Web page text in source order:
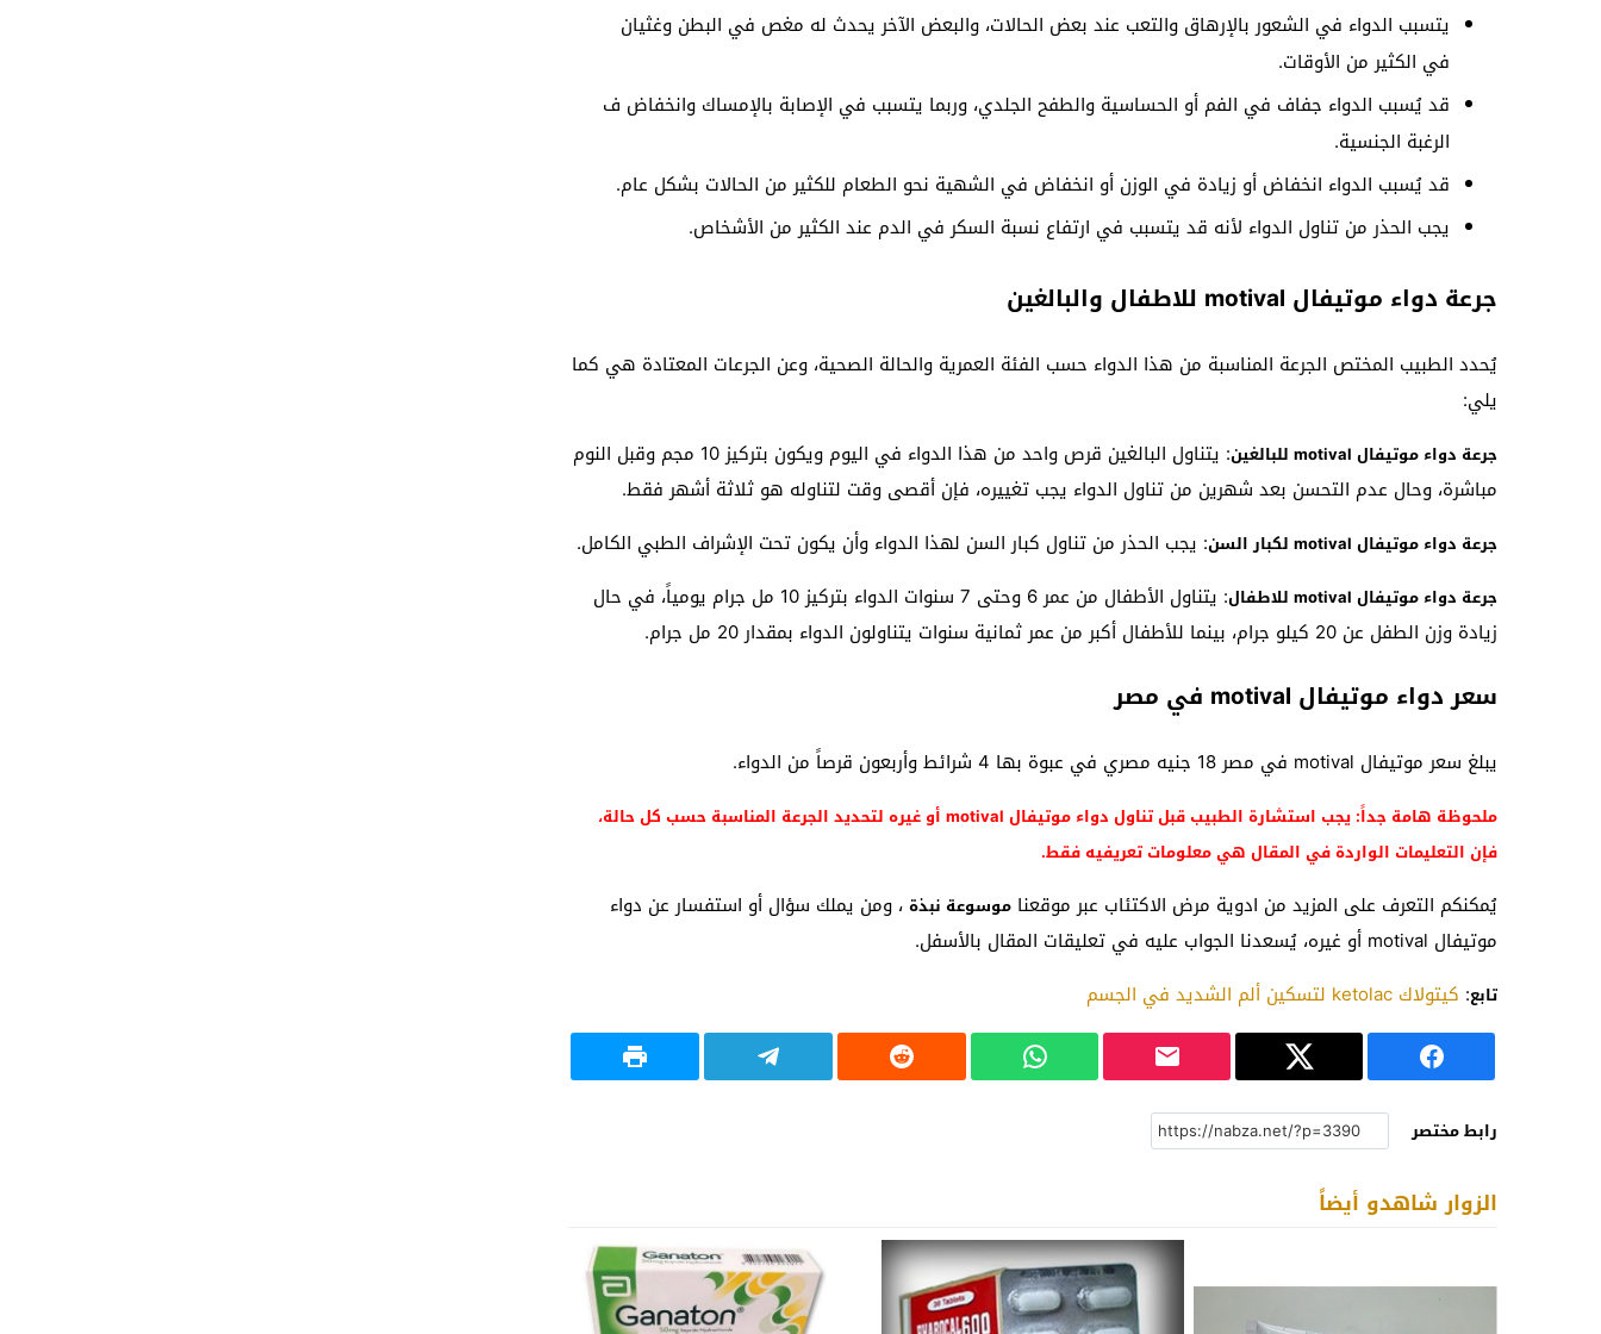
يتسبب الدواء في الشعور بالإرهاق والتعب عند بعض الحالات، والبعض الآخر يحدث له مغص في البطن وغثيان
في الكثير من الأوقات.
قد يُسبب الدواء جفاف في الفم أو الحساسية والطفح الجلدي، وربما يتسبب في الإصابة بالإمساك وانخفاض ف
الرغبة الجنسية.
قد يُسبب الدواء انخفاض أو زيادة في الوزن أو انخفاض في الشهية نحو الطعام للكثير من الحالات بشكل عام.
يجب الحذر من تناول الدواء لأنه قد يتسبب في ارتفاع نسبة السكر في الدم عند الكثير من الأشخاص.
جرعة دواء موتيفال motival للاطفال والبالغين
يُحدد الطبيب المختص الجرعة المناسبة من هذا الدواء حسب الفئة العمرية والحالة الصحية، وعن الجرعات المعتادة هي كما
يلي:
جرعة دواء موتيفال motival للبالغين
: يتناول البالغين قرص واحد من هذا الدواء في اليوم ويكون بتركيز 10 مجم وقبل النوم
مباشرة، وحال عدم التحسن بعد شهرين من تناول الدواء يجب تغييره، فإن أقصى وقت لتناوله هو ثلاثة أشهر فقط.
جرعة دواء موتيفال motival لكبار السن : يجب الحذر من تناول كبار السن لهذا الدواء وأن يكون تحت الإشراف الطبي الكامل.
جرعة دواء موتيفال motival للاطفال
: يتناول الأطفال من عمر 6 وحتى 7 سنوات الدواء بتركيز 10 مل جرام يومياً، في حال
زيادة وزن الطفل عن 20 كيلو جرام، بينما للأطفال أكبر من عمر ثمانية سنوات يتناولون الدواء بمقدار 20 مل جرام.
سعر دواء موتيفال motival في مصر
يبلغ سعر موتيفال motival في مصر 18 جنيه مصري في عبوة بها 4 شرائط وأربعون قرصاً من الدواء.
ملحوظة هامة جداً: يجب استشارة الطبيب قبل تناول دواء موتيفال motival أو غيره لتحديد الجرعة المناسبة حسب كل حالة،
فإن التعليمات الواردة في المقال هي معلومات تعريفيه فقط.
يُمكنكم التعرف على المزيد من ادوية مرض الاكتئاب عبر موقعنا موسوعة نبذة ، ومن يملك سؤال أو استفسار عن دواء
موتيفال motival أو غيره، يُسعدنا الجواب عليه في تعليقات المقال بالأسفل.
تابع: كيتولاك ketolac لتسكين ألم الشديد في الجسم
رابط مختصر
الزوار شاهدو أيضاً